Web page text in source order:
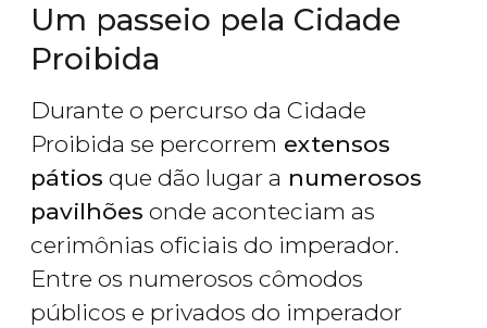
Um passeio pela Cidade
Proibida
Durante o percurso da Cidade
Proibida se percorrem extensos
pátios que dão lugar a numerosos
pavilhões onde aconteciam as
cerimônias oficiais do imperador.
Entre os numerosos cômodos
públicos e privados do imperador